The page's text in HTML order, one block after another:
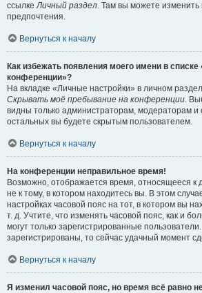
ссылкеЛичный раздел. Там вы можете изменить
предпочтения.
Вернуться к началу
Как избежать появления моего имени в списке
конференции»?
На вкладке «Личные настройки» в личном
Скрывать моё пребывание на конференции.
видны только администраторам, модераторам и
остальных вы будете скрытым пользователем.
Вернуться к началу
На конференции неправильное время!
Возможно, отображается время, относящееся к
не к тому, в котором находитесь вы. В этом
настройках часовой пояс на тот, в котором вы
т. д. Учтите, что изменять часовой пояс, как и
могут только зарегистрированные
зарегистрированы, то сейчас удачный момент
Вернуться к началу
Я изменил часовой пояс, но время всё равно